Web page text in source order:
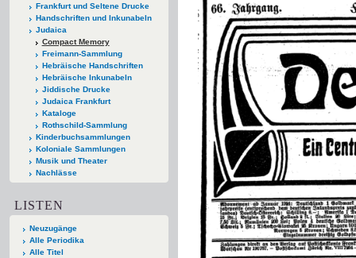
Frankfurt und Seltene Drucke
Handschriften und Inkunabeln
Judaica
Compact Memory
Freimann-Sammlung
Hebräische Handschriften
Hebräische Inkunabeln
Jiddische Drucke
Judaica Frankfurt
Kataloge
Rothschild-Sammlung
Kinderbuchsammlungen
Koloniale Sammlungen
Musik und Theater
Nachlässe
LISTEN
Neuzugänge
Alle Periodika
Alle Titel